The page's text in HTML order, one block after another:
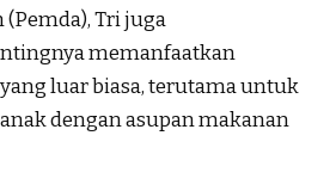
Tri juga
memanfaatkan
luar biasa, terutama untuk
dengan asupan makanan